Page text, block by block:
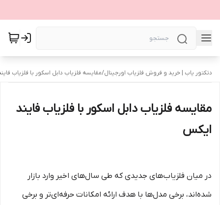
دتکتور یاب | خرید و فروش فلزیاب اورجینال/مقایسه فلزیاب دابل اسکور با فلزیاب
مقایسه فلزیاب دابل اسکور با فلزیاب فایند
ایکس
در میان فلزیاب‌های جدیدی که طی سال‌های اخیر وارد بازار
شده‌اند، برخی مدل‌ها با هدف ارائه امکانات حرفه‌ای‌تر و برخی